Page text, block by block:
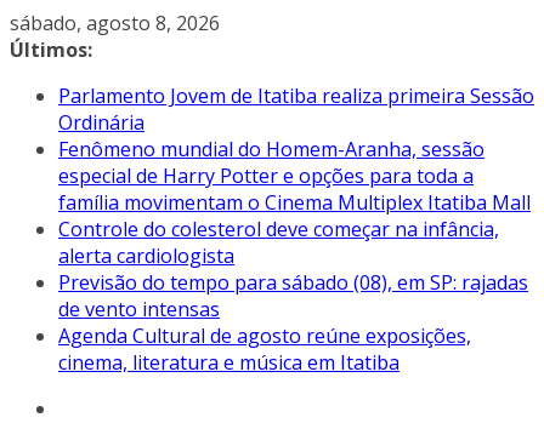
Pular
para
conteúdo
sábado, agosto 8, 2026
Últimos:
Parlamento Jovem de Itatiba realiza primeira Sessão
Ordinária
Fenômeno mundial do Homem-Aranha, sessão
especial de Harry Potter e opções para toda a
família movimentam o Cinema Multiplex Itatiba Mall
Controle do colesterol deve começar na infância,
alerta cardiologista
Previsão do tempo para sábado (08), em SP: rajadas
de vento intensas
Agenda Cultural de agosto reúne exposições,
cinema, literatura e música em Itatiba